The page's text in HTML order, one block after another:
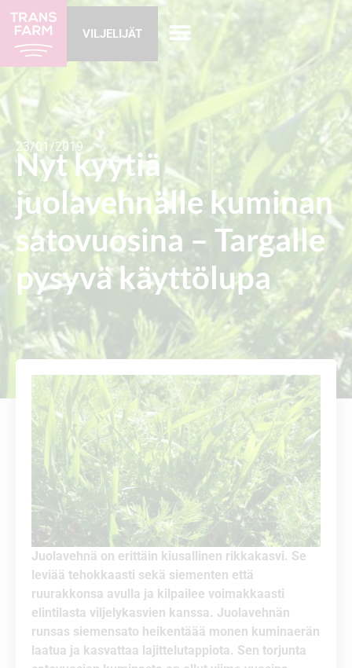
VILJELIJÄT
23/01/2019
Nyt kyytiä
juolavehnälle kuminan
satovuosina – Targalle
pysyvä käyttölupa
Juolavehnä on erittäin kiusallinen rikkakasvi. Se
leviää tehokkaasti sekä siementen että
ruurakkonsa avulla ja kilpailee voimakkaasti
elintilasta viljelykasvien kanssa. Juolavehnän
runsas siemensato heikentäää monen kuminaerän
laatua ja kasvattaa lajittelutappiota. Sen torjunta